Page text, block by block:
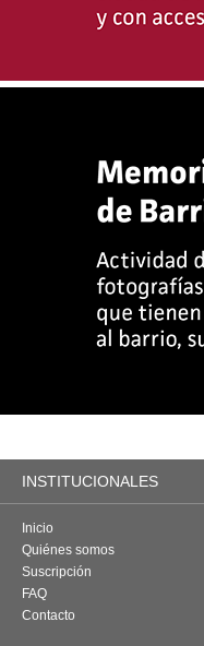
INSTITUCIONALES
Inicio
Quiénes somos
Suscripción
FAQ
Contacto